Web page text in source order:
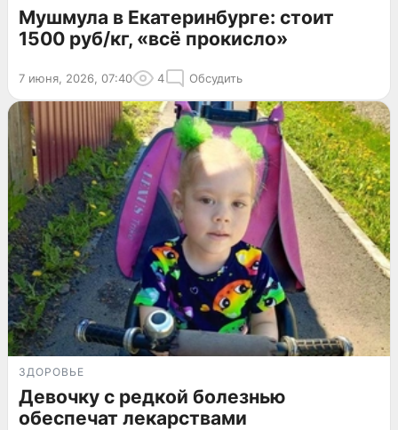
Мушмула в Екатеринбурге: стоит
1500 руб/кг, «всё прокисло»
7 июня, 2026, 07:40 4 Обсудить
ЗДОРОВЬЕ
Девочку с редкой болезнью
обеспечат лекарствами